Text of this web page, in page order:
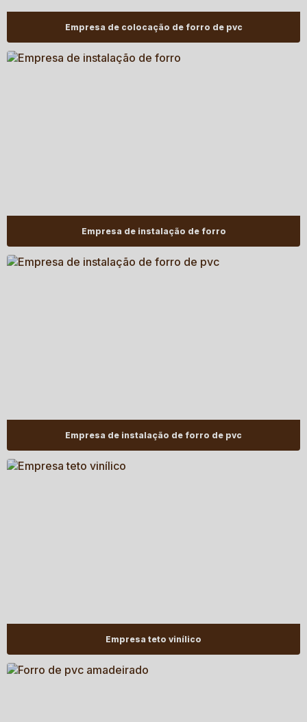
Empresa de colocação de forro de pvc
Empresa de instalação de forro
Empresa de instalação de forro de pvc
Empresa teto vinílico